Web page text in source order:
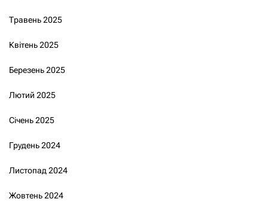
Травень 2025
Квітень 2025
Березень 2025
Лютий 2025
Січень 2025
Грудень 2024
Листопад 2024
Жовтень 2024